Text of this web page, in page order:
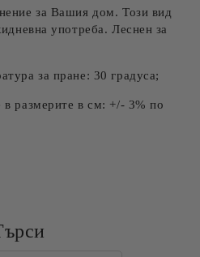
за Вашия дом. Този вид
употреба. Леснен за
за пране: 30 градуса;
в размерите в см: +/- 3% по